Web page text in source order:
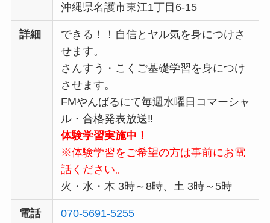
沖縄県名護市東江1丁目6-15
詳細
できる！！自信とヤル気を身につけさ
せます。
さんすう・こくご基礎学習を身につけ
させます。
FMやんばるにて毎週水曜日コマーシャ
ル・合格発表放送‼
体験学習実施中！
※体験学習をご希望の方は事前にお電
話ください。
火・水・木 3時～8時、土 3時～5時
電話
070-5691-5255